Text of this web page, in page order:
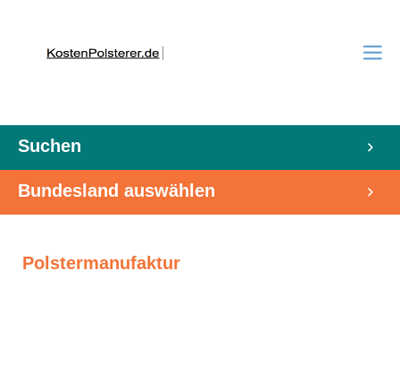
Suchen
Bundesland auswählen
Polstermanufaktur